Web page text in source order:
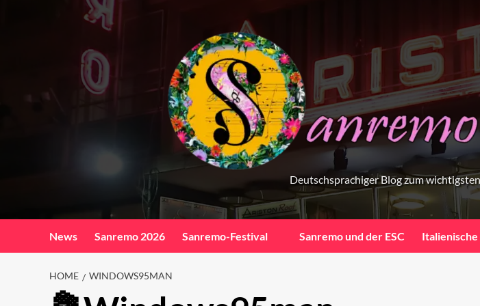
Deutschsprachiger Blog zum
News Sanremo 2026 Sanremo-Festival Sanremo und der ESC
HOME WINDOWS95MAN